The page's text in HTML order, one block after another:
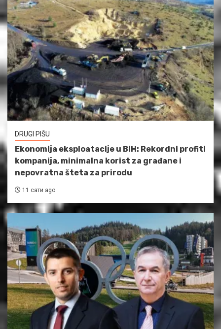
DRUGI PIŠU
Ekonomija eksploatacije u BiH: Rekordni profiti
kompanija, minimalna korist za građane i
nepovratna šteta za prirodu
11 сати ago